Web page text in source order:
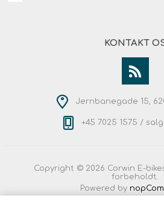
KONTAKT
Jernbanegade 15,
+45 7025 1575 /
Copyright © 2026 Corwin E-
forbeholdt.
Powered by